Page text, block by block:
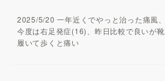
2025/5/20 一年近くでやっと治った痛風、
今度は右足発症(16)、昨日比較で良いが靴
履いて歩くと痛い